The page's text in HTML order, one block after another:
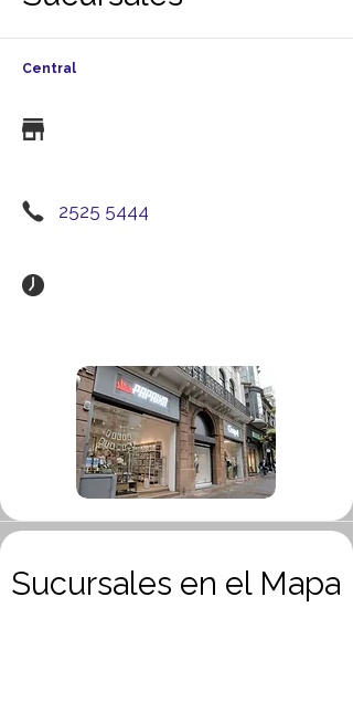
Central
2525 5444
Sucursales en el Mapa